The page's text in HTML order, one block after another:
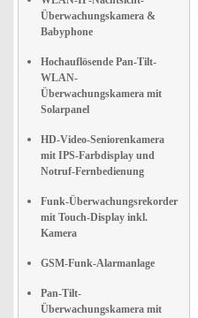
Überwachungskamera &
Babyphone
Hochauflösende Pan-Tilt-
WLAN-
Überwachungskamera mit
Solarpanel
HD-Video-Seniorenkamera
mit IPS-Farbdisplay und
Notruf-Fernbedienung
Funk-Überwachungsrekorder
mit Touch-Display inkl.
Kamera
GSM-Funk-Alarmanlage
Pan-Tilt-
Überwachungskamera mit